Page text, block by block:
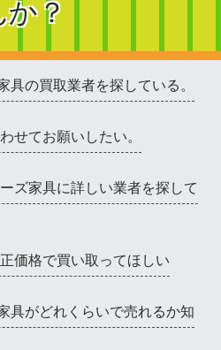
か？
具の買取業者を探している。
せてお願いしたい。
ズ家具に詳しい業者を探して
価格で買い取ってほしい
具がどれくらいで売れるか知